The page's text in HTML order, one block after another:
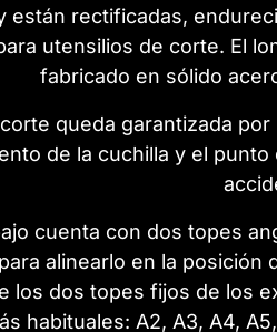
están rectificadas,
utensilios de corte. El
fabricado en sólido
queda garantizada
de la cuchilla y el
cuenta con dos topes
alinearlo en la
los dos topes fijos de los
habituales: A2, A3, A4,